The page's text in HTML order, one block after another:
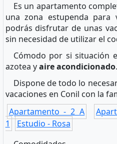
Es un apartamento
una zona estupenda para
podrás disfrutar de unas
sin necesidad de utilizar el
Cómodo por si situación
azotea yaire acondicionado.
Dispone de todo lo
vacaciones en Conil con la
Apartamento - 2 A
1
Estudio - Rosa